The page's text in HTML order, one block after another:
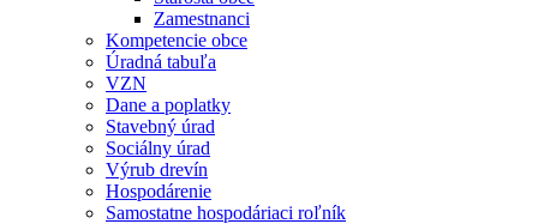
Zamestnanci
Kompetencie obce
Úradná tabuľa
VZN
Dane a poplatky
Stavebný úrad
Sociálny úrad
Výrub drevín
Hospodárenie
Samostatne hospodáriaci roľník